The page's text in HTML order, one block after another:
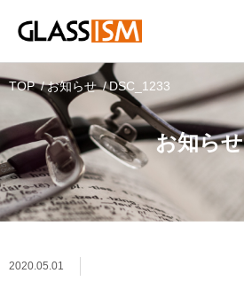
お知らせ
TOP お知らせ DSC_1233
2020.05.01